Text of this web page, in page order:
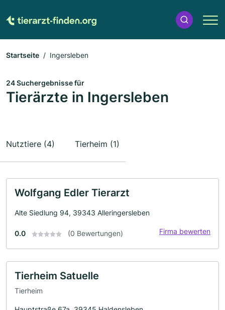
Startseite Ingersleben
24 Suchergebnisse für
Tierärzte in Ingersleben
Nutztiere (4) Tierheim (1)
Wolfgang Edler Tierarzt
Alte Siedlung 94, 39343 Alleringersleben
0.0 (0 Bewertungen) Firma bewerten
Tierheim Satuelle
Tierheim